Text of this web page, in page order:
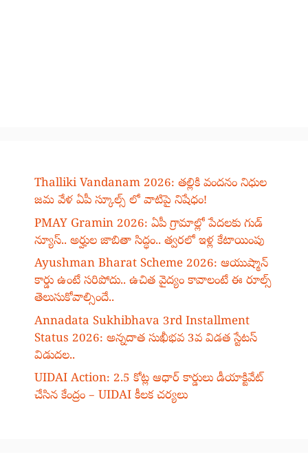
Thalliki Vandanam 2026: తల్లికి వందనం నిధుల
జమ వేళ ఏపీ స్కూల్స్ లో వాటిపై నిషేధం!
PMAY Gramin 2026: ఏపీ గ్రామాల్లో పేదలకు గుడ్
న్యూస్.. అర్హుల జాబితా సిద్ధం.. త్వరలో ఇళ్ల కేటాయింపు
Ayushman Bharat Scheme 2026: ఆయుష్మాన్
కార్డు ఉంటే సరిపోదు.. ఉచిత వైద్యం కావాలంటే ఈ రూల్స్
తెలుసుకోవాల్సిందే..
Annadata Sukhibhava 3rd Installment
Status 2026: అన్నదాత సుఖీభవ 3వ విడత స్టేటస్
విడుదల..
UIDAI Action: 2.5 కోట్ల ఆధార్ కార్డులు డీయాక్టివేట్
చేసిన కేంద్రం – UIDAI కీలక చర్యలు